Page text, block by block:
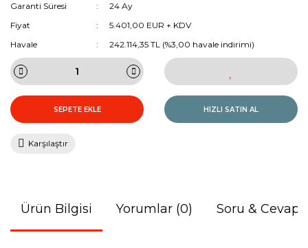
Garanti Süresi
24 Ay
Fiyat
5.401,00 EUR + KDV
Havale
242.114,35 TL (%3,00 havale indirimi)
SEPETE EKLE HIZLI SATIN AL
Karşılaştır
Ürün Bilgisi Yorumlar (0) Soru & Cevap